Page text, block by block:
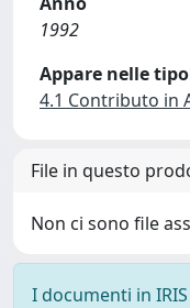
1992
Appare nelle
4.1 Contributo in
File in questo
Non ci sono file
I documenti in